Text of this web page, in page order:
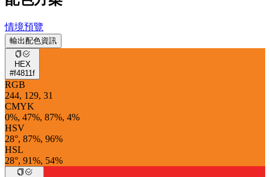
情境預覽
輸出配色資訊
HEX
#f4811f
RGB
244, 129, 31
CMYK
0%, 47%, 87%, 4%
HSV
28°, 87%, 96%
HSL
28°, 91%, 54%